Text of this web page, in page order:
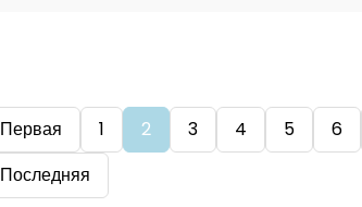
Первая 1 2 3 4 5 6
Последняя